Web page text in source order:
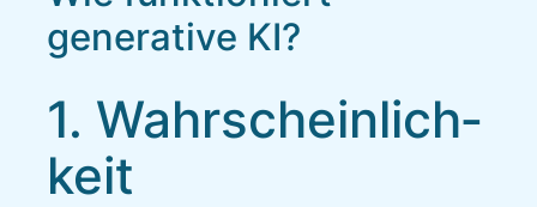
generative KI?
1. Wahr­schein­lich­
keit